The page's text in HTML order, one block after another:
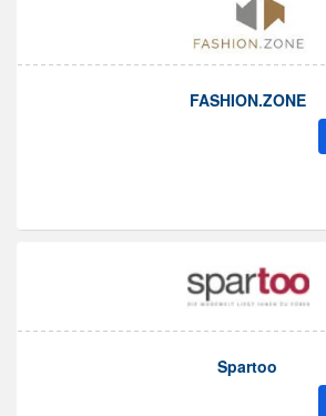
FASHION.ZONE
Spartoo